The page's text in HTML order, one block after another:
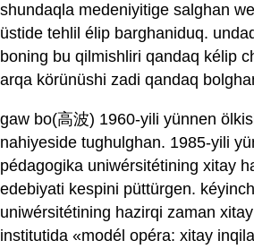
shundaqla medeniyitige salghan
üstide tehlil élip barghaniduq.
boning bu qilmishliri qandaq kélip
arqa körünüshi zadi qandaq
gaw bo(高波) 1960-yili yünnen
nahiyeside tughulghan. 1985-yili
pédagogika uniwérsitétining xitay
edebiyati kespini püttürgen.
uniwérsitétining hazirqi zaman
institutida «modél opéra: xitay